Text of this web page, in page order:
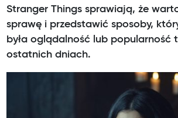
Stranger Things sprawiają, że
sprawę i przedstawić sposoby,
była oglądalność lub popularność
ostatnich dniach.